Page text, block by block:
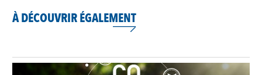
À DÉCOUVRIR ÉGALEMENT